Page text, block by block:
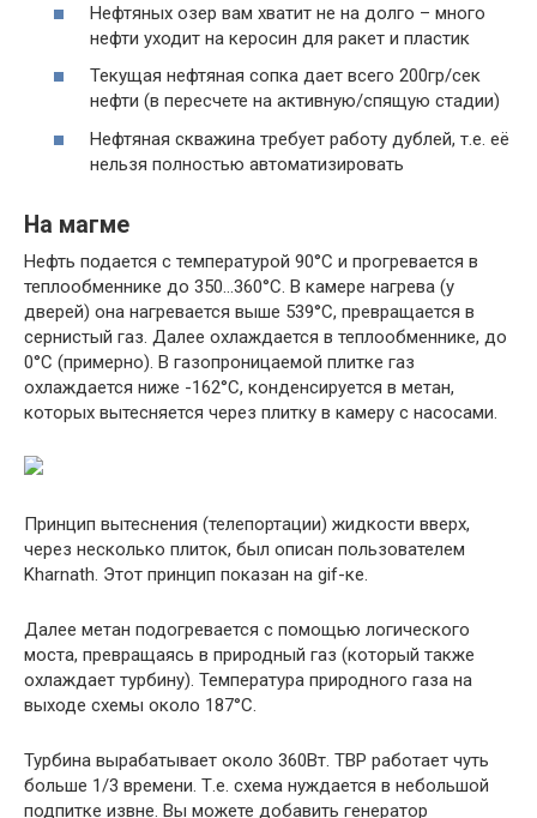
Нефтяных озер вам хватит не на долго – много
нефти уходит на керосин для ракет и пластик
Текущая нефтяная сопка дает всего 200гр/сек
нефти (в пересчете на активную/спящую стадии)
Нефтяная скважина требует работу дублей, т.е. её
нельзя полностью автоматизировать
На магме
Нефть подается с температурой 90°C и прогревается в
теплообменнике до 350…360°С. В камере нагрева (у
дверей) она нагревается выше 539°С, превращается в
сернистый газ. Далее охлаждается в теплообменнике, до
0°С (примерно). В газопроницаемой плитке газ
охлаждается ниже -162°С, конденсируется в метан,
которых вытесняется через плитку в камеру с насосами.
Принцип вытеснения (телепортации) жидкости вверх,
через несколько плиток, был описан пользователем
Kharnath. Этот принцип показан на gif-ке.
Далее метан подогревается с помощью логического
моста, превращаясь в природный газ (который также
охлаждает турбину). Температура природного газа на
выходе схемы около 187°С.
Турбина вырабатывает около 360Вт. ТВР работает чуть
больше 1/3 времени. Т.е. схема нуждается в небольшой
подпитке извне. Вы можете добавить генератор